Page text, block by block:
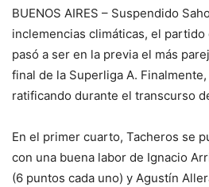
BUENOS AIRES – Suspendido
inclemencias climáticas, el
pasó a ser en la previa el más
final de la Superliga A.
ratificando durante el transcurso
En el primer cuarto, Tacheros se
con una buena labor de Ignacio
(6 puntos cada uno) y Agustín